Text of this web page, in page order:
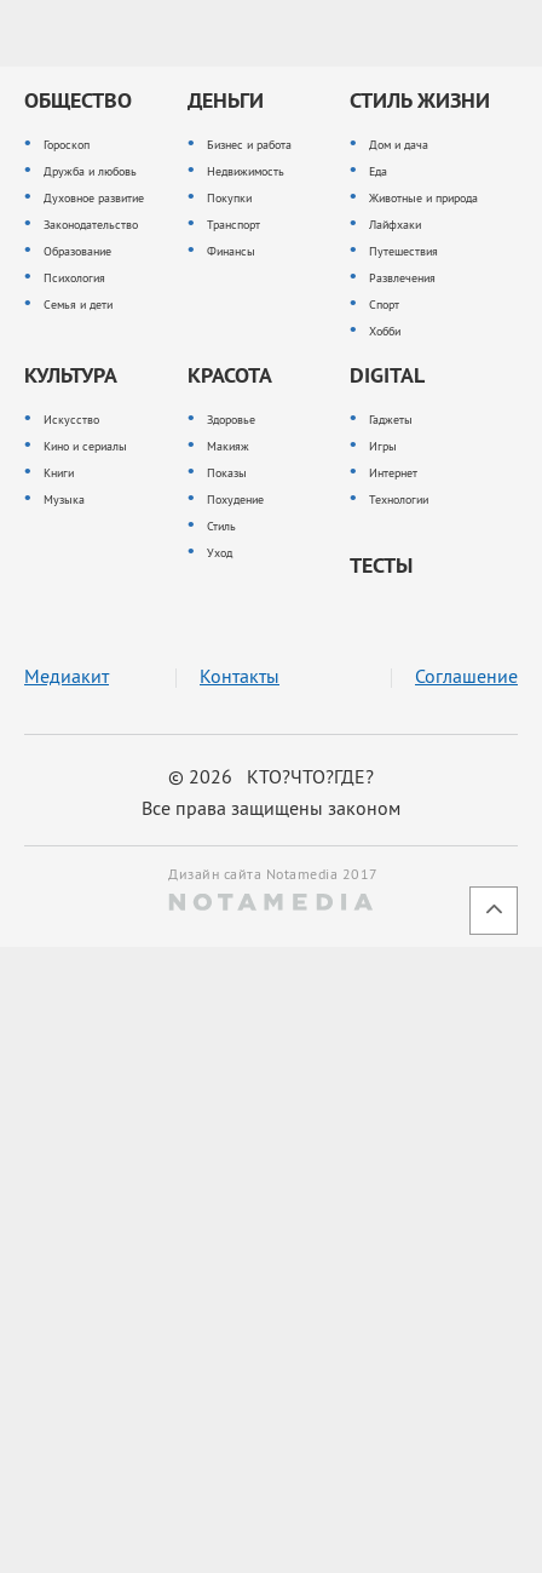
ОБЩЕСТВО
Гороскоп
Дружба и любовь
Духовное развитие
Законодательство
Образование
Психология
Семья и дети
ДЕНЬГИ
Бизнес и работа
Недвижимость
Покупки
Транспорт
Финансы
СТИЛЬ ЖИЗНИ
Дом и дача
Еда
Животные и природа
Лайфхаки
Путешествия
Развлечения
Спорт
Хобби
КУЛЬТУРА
Искусство
Кино и сериалы
Книги
Музыка
КРАСОТА
Здоровье
Макияж
Показы
Похудение
Стиль
Уход
DIGITAL
Гаджеты
Игры
Интернет
Технологии
ТЕСТЫ
© 2026 КТО?ЧТО?ГДЕ?
Все права защищены законом
Медиакит Контакты Соглашение
Дизайн сайта Notamedia 2017